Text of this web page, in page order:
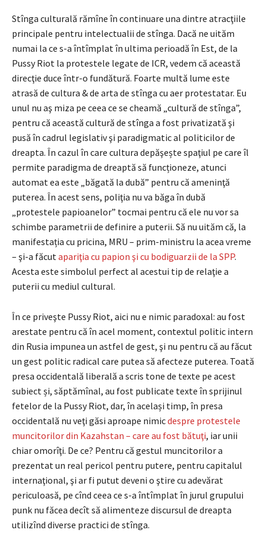
Stînga culturală rămîne în continuare una dintre atracţiile
principale pentru intelectualii de stînga. Dacă ne uităm
numai la ce s-a întîmplat în ultima perioadă în Est, de la
Pussy Riot la protestele legate de ICR, vedem că această
direcţie duce într-o fundătură. Foarte multă lume este
atrasă de cultura & de arta de stînga cu aer protestatar. Eu
unul nu aş miza pe ceea ce se cheamă „cultură de stînga”,
pentru că această cultură de stînga a fost privatizată şi
pusă în cadrul legislativ şi paradigmatic al politicilor de
dreapta. În cazul în care cultura depăşește spaţiul pe care îl
permite paradigma de dreaptă să funcționeze, atunci
automat ea este „băgată la dubă” pentru că ameninţă
puterea. În acest sens, poliţia nu va băga în dubă
„protestele papioanelor” tocmai pentru că ele nu vor sa
schimbe parametrii de definire a puterii. Să nu uităm că, la
manifestația cu pricina, MRU – prim-ministru la acea vreme
– şi-a făcut apariţia cu papion şi cu bodiguarzii de la SPP.
Acesta este simbolul perfect al acestui tip de relaţie a
puterii cu mediul cultural.
În ce priveşte Pussy Riot, aici nu e nimic paradoxal: au fost
arestate pentru că în acel moment, contextul politic intern
din Rusia impunea un astfel de gest, şi nu pentru că au făcut
un gest politic radical care putea să afecteze puterea. Toată
presa occidentală liberală a scris tone de texte pe acest
subiect și, săptămînal, au fost publicate texte în sprijinul
fetelor de la Pussy Riot, dar, în același timp, în presa
occidentală nu veţi găsi aproape nimicdespre protestele
muncitorilor din Kazahstan – care au fost bătuţi, iar unii
chiar omorîţi. De ce? Pentru că gestul muncitorilor a
prezentat un real pericol pentru putere, pentru capitalul
internaţional, şi ar fi putut deveni o ştire cu adevărat
periculoasă, pe cînd ceea ce s-a întîmplat în jurul grupului
punk nu făcea decît să alimenteze discursul de dreapta
utilizînd diverse practici de stînga.